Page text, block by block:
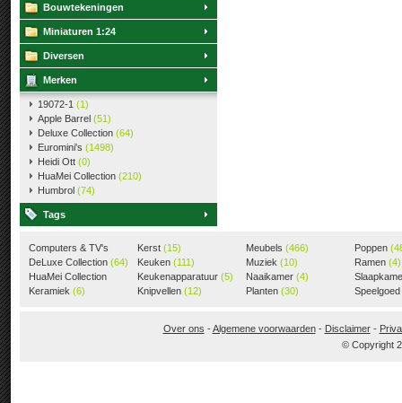
Bouwtekeningen
Miniaturen 1:24
Diversen
Merken
19072-1 (1)
Apple Barrel (51)
Deluxe Collection (64)
Euromini's (1498)
Heidi Ott (0)
HuaMei Collection (210)
Humbrol (74)
Tags
Computers & TV's
(18)
DeLuxe Collection (64)
HuaMei Collection
(205)
Keramiek (6)
Kerst (15)
Keuken (111)
Keukenapparatuur (5)
Knipvellen (12)
Meubels (466)
Muziek (10)
Naaikamer (4)
Planten (30)
Poppen
Ramen (4)
Speelgoed
Over ons -Algemene voorwaarden- Disclaimer-
© Copyright